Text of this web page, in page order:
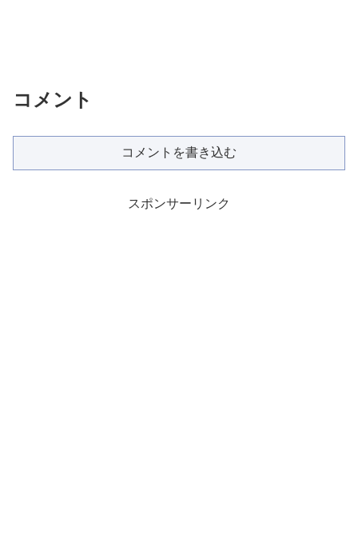
コメント
コメントを書き込む
スポンサーリンク